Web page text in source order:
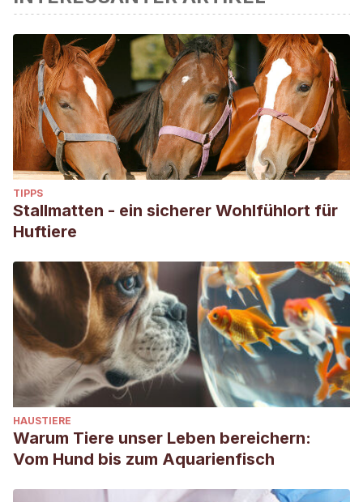
Structure in Primary Song of the Mockingbird (Mimus
polyglottos). (1965).The Auk, 82(2), 161–189.
Howard, R. (1974). The Influence of Sexual Selection and
Interspecific Competition on Mockingbird Song (Mimus
polyglottos).Evolution, 28 (3), 428-438.
TIPPS
Stallmatten - ein sicherer Wohlfühlort für
Huftiere
HAUSTIERE
Warum Tiere unser Leben bereichern:
Vom Hund bis zum Aquarienfisch